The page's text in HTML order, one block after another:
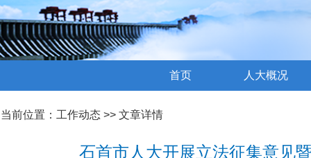
首页 人大概况
当前位置： 工作动态 >> 文章详情
石首市人大开展立法征集意见